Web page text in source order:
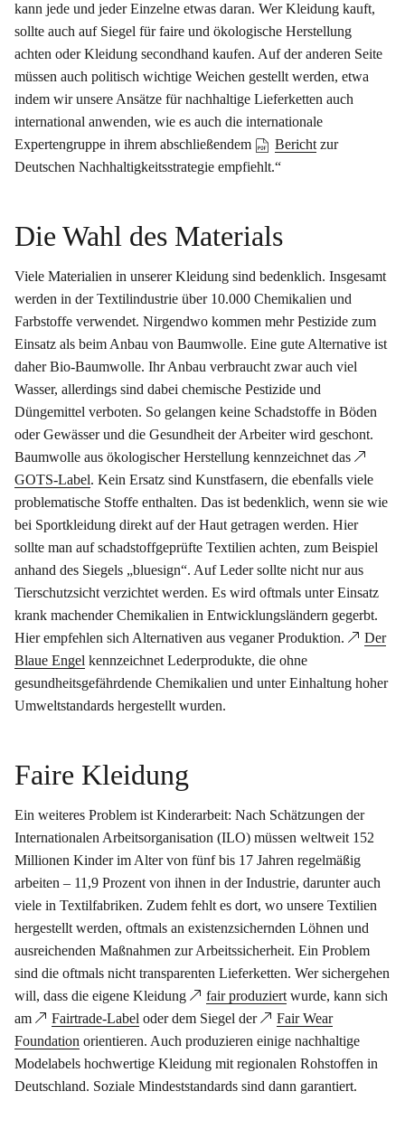
kann jede und jeder Einzelne etwas daran. Wer Kleidung kauft,
sollte auch auf Siegel für faire und ökologische Herstellung
achten oder Kleidung secondhand kaufen. Auf der anderen Seite
müssen auch politisch wichtige Weichen gestellt werden, etwa
indem wir unsere Ansätze für nachhaltige Lieferketten auch
international anwenden, wie es auch die internationale
Expertengruppe in ihrem abschließendem
Bericht zur
Deutschen Nachhaltigkeitsstrategie empfiehlt.“
Die Wahl des Materials
Viele Materialien in unserer Kleidung sind bedenklich. Insgesamt
werden in der Textilindustrie über 10.000 Chemikalien und
Farbstoffe verwendet. Nirgendwo kommen mehr Pestizide zum
Einsatz als beim Anbau von Baumwolle. Eine gute Alternative ist
daher Bio-Baumwolle. Ihr Anbau verbraucht zwar auch viel
Wasser, allerdings sind dabei chemische Pestizide und
Düngemittel verboten. So gelangen keine Schadstoffe in Böden
oder Gewässer und die Gesundheit der Arbeiter wird geschont.
Baumwolle aus ökologischer Herstellung kennzeichnet das
GOTS-Label. Kein Ersatz sind Kunstfasern, die ebenfalls viele
problematische Stoffe enthalten. Das ist bedenklich, wenn sie wie
bei Sportkleidung direkt auf der Haut getragen werden. Hier
sollte man auf schadstoffgeprüfte Textilien achten, zum Beispiel
anhand des Siegels „bluesign“. Auf Leder sollte nicht nur aus
Tierschutzsicht verzichtet werden. Es wird oftmals unter Einsatz
krank machender Chemikalien in Entwicklungsländern gegerbt.
Hier empfehlen sich Alternativen aus veganer Produktion.
Der
Blaue Engel kennzeichnet Lederprodukte, die ohne
gesundheitsgefährdende Chemikalien und unter Einhaltung hoher
Umweltstandards hergestellt wurden.
Faire Kleidung
Ein weiteres Problem ist Kinderarbeit: Nach Schätzungen der
Internationalen Arbeitsorganisation (ILO) müssen weltweit 152
Millionen Kinder im Alter von fünf bis 17 Jahren regelmäßig
arbeiten – 11,9 Prozent von ihnen in der Industrie, darunter auch
viele in Textilfabriken. Zudem fehlt es dort, wo unsere Textilien
hergestellt werden, oftmals an existenzsichernden Löhnen und
ausreichenden Maßnahmen zur Arbeitssicherheit. Ein Problem
sind die oftmals nicht transparenten Lieferketten. Wer sichergehen
will, dass die eigene Kleidung
fair produziert wurde, kann sich
am
Fairtrade-Label oder dem Siegel der
Fair Wear
Foundation orientieren. Auch produzieren einige nachhaltige
Modelabels hochwertige Kleidung mit regionalen Rohstoffen in
Deutschland. Soziale Mindeststandards sind dann garantiert.